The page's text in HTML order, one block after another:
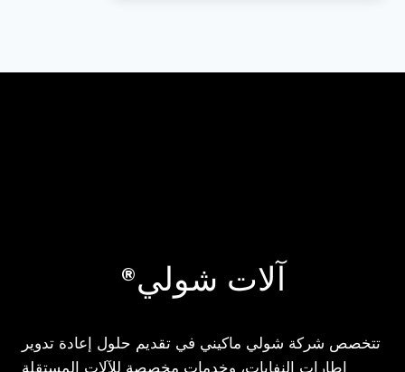
آلات شولي®
تتخصص شركة شولي ماكيني في تقديم حلول إعادة تدوير